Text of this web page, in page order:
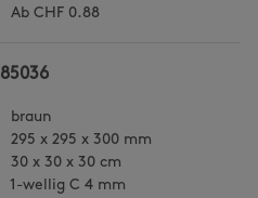
Ab CHF 0.88
braun
295 x 295 x 300 mm
30 x 30 x 30 cm
1-wellig C 4 mm